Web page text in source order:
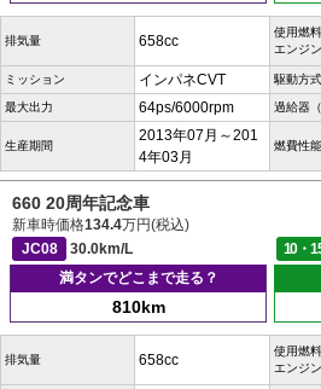
排気量 658cc
使用燃料
エンジン
ミッション インパネCVT 駆動方式
最大出力 64ps/6000rpm 過給器
生産期間
2013年07月～201
4年03月
燃費性能
660 20周年記念車
新車時価格134.4万円(税込)
JC08
30.0km/L 10・
満タンでどこまで走る？
810km
排気量 658cc
使用燃料
エンジン